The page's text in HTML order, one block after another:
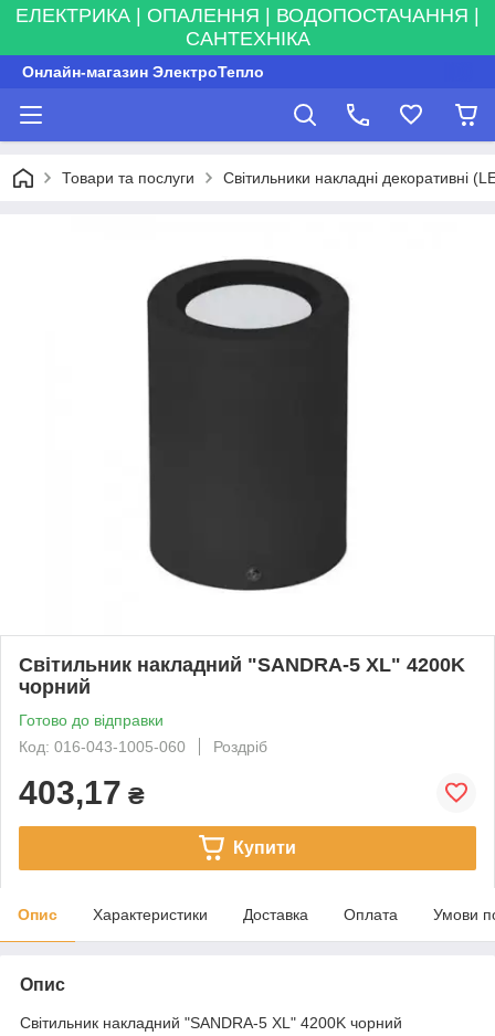
ЕЛЕКТРИКА | ОПАЛЕННЯ | ВОДОПОСТАЧАННЯ |
САНТЕХНІКА
Онлайн-магазин ЭлектроТепло
Товари та послуги Світильники накладні декоративні
Світильник накладний "SANDRA-5 XL" 4200K
чорний
Готово до відправки
Код: 016-043-1005-060
Роздріб
403,17 ₴
Купити
Опис Характеристики Доставка Оплата Умови
Опис
Світильник накладний "SANDRA-5 XL" 4200K чорний